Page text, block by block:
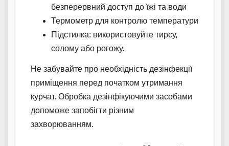
безперервний доступ до їжі та води
Термометр для контролю температури
Підстилка: використовуйте тирсу,
солому або рогожу.
Не забувайте про необхідність дезінфекції
приміщення перед початком утримання
курчат. Обробка дезінфікуючими засобами
допоможе запобігти різним
захворюванням.